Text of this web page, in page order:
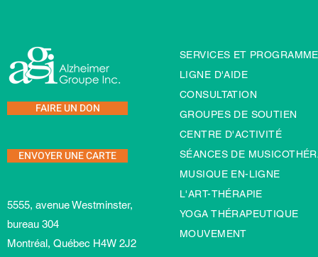
FAIRE UN DON
ENVOYER UNE CARTE
5555, avenue Westminster,
bureau 304
Montréal, Québec H4W 2J2
SERVICES ET
LIGNE D'AIDE
CONSULTATION
GROUPES DE SOUTIEN
CENTRE D'ACTIVITÉ
SÉANCES DE
MUSIQUE EN-LIGNE
L'ART-THÉRAPIE
YOGA THÉRAPEUTIQUE
MOUVEMENT